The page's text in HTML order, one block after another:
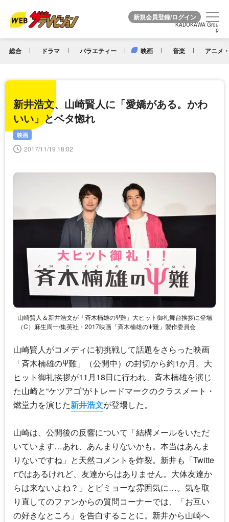
KADOKAWA Grou
p
総合 ドラマ バラエティー 映画 音楽 アニメ
KADOKAWA Grou
p
新井浩文、山崎賢人に「愛嬌がある。かわ
いい」とベタ惚れ
映画
2017/11/19 18:02
山崎賢人＆新井浩文が「斉木楠雄のΨ難」大ヒット御礼舞台挨拶に登場
（C）麻生周一/集英社・2017映画「斉木楠雄のΨ難」製作委員会
山崎賢人がコメディに初挑戦して話題をさらった映画
「斉木楠雄のΨ難」（公開中）の封切から約1か月。大
ヒット御礼挨拶が11月18日に行われ、斉木楠雄を演じ
た山崎と“ケツアゴ”がトレードマークのクラスメート・
燃堂力を演じた新井浩文が登場した。
山崎は、公開後の反響について「結構メールをいただ
いています…あれ、あんまりないかも。本当はあんま
りないですね」と天然コメントを炸裂。新井も「Twitte
rではあるけれど、友達からはありません。大体友達か
らは来ないよね？」とビミョーな雰囲気に…。気を取
り直してのファンからの質問コーナーでは、「お互い
の好きなところ」を告白することに。新井から山崎へ